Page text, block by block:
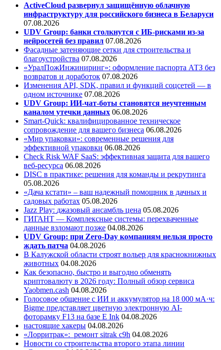
ActiveCloud развернул защищённую облачную
инфраструктуру для российского бизнеса в Беларуси
07.08.2026
UDV Group: банки столкнутся с ИБ-рисками из-за
нейросетей без правил 07.08.2026
Фасадные затеняющие сетки для строительства и
благоустройства 07.08.2026
«УралПожИнжиниринг»: оформление паспорта АТЗ без
возвратов и доработок 07.08.2026
Изменения API, SDK, правил и функций соцсетей — в
одном источнике 07.08.2026
UDV Group: ИИ-чат-боты становятся неучтенным
каналом утечки данных 06.08.2026
Smart-Quick: квалифицированное техническое
сопровождение для вашего бизнеса 06.08.2026
«Мир упаковки»: современные решения для
эффективной упаковки 06.08.2026
Check Risk WAF SaaS: эффективная защита для вашего
веб-ресурса 06.08.2026
DISC в практике: решения для команды и рекрутинга
05.08.2026
«Дача кстати» – ваш надежный помощник в дачных и
садовых работах 05.08.2026
Jazz Play: джазовый ансамбль цена 05.08.2026
ГИГАНТ — Комплексные системы: перехваченные
данные взломают позже 04.08.2026
UDV Group: при Zero-Day компаниям нельзя просто
ждать патча 04.08.2026
В Калужской области строят вольер для краснокнижных
животных 04.08.2026
Как безопасно, быстро и выгодно обменять
криптовалюту в 2026 году: Полный обзор сервиса
Yaobmen.cash 04.08.2026
Голосовое общение с ИИ и аккумулятор на 18 000 мА·ч:
Bigme представляет цветную электронную AI-
фоторамку F13 на базе E Ink 04.08.2026
настоящие хакеры 04.08.2026
«Лорритрак»: ремонт sitrak c9h 04.08.2026
Новости со строительства второго этапа линии